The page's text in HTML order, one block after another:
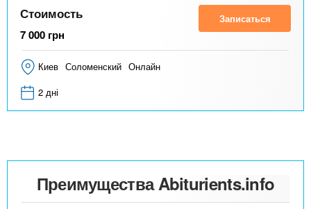
Стоимость
7 000 грн
Записаться
Киев Соломенский Онлайн
2 дні
Преимущества Abiturients.info